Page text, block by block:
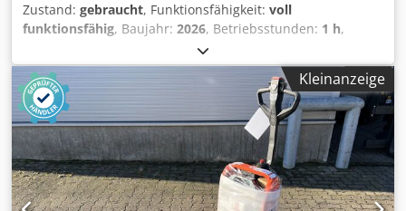
Zustand: gebraucht, Funktionsfähigkeit: voll
funktionsfähig, Baujahr: 2026, Betriebsstunden: 1 h,
, Hubhöhe:195 mm
elektrisch, Gabellänge:1.150 mm, Leergewicht:145 kg,
Gesamtlänge: 380 mm , Antriebsart: Elektro, Baubreite:
540 mm
, Niederhubwagen Lastschwerpunkt: 600 Masttyp:
Keiner Zustand Technisch: Neu Bereifung vorne Typ:
Polyurethan Bereifung vorne Zustand: 100% Bereifung
hinten Typ: Polyurethan Bereifung hinten Zustand: 100%
Batterie Volt: 24V Cjdpfxozr Aics Aqvoha Batterie Ah: 40Ah
Beschreibung: Neugerät Impulssteuerung,
Kleinanzeige